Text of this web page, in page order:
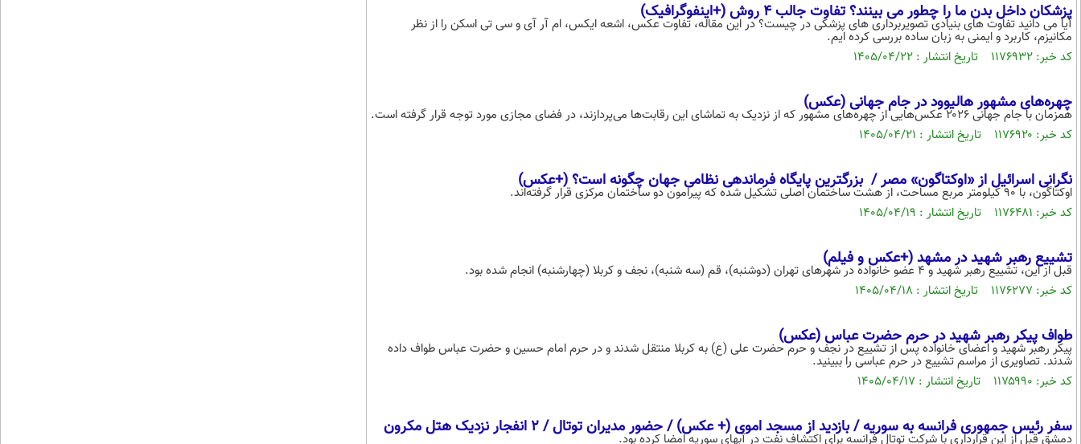
پزشکان داخل بدن ما را چطور می بینند؟ تفاوت جالب 4 روش (+اینفوگرافیک)
آیا می دانید تفاوت های بنیادی تصویربرداری های پزشکی در چیست؟ در این مقاله، تفاوت عکس، اشعه ایکس، ام آر آی و سی تی اسکن را از نظر
مکانیزم، کاربرد و ایمنی به زبان ساده بررسی کرده ایم.
کد خبر: ۱۱۷۶۹۳۲ تاریخ انتشار : ۱۴۰۵/۰۴/۲۲
چهره‌های مشهور هالیوود در جام جهانی (عکس)
همزمان با جام جهانی ۲۰۲۶ عکس‌هایی از چهره‌های مشهور که از نزدیک به تماشای این رقابت‌ها می‌پردازند، در فضای مجازی مورد توجه قرار گرفته است.
کد خبر: ۱۱۷۶۹۲۰ تاریخ انتشار : ۱۴۰۵/۰۴/۲۱
نگرانی اسرائیل از «اوکتاگون» مصر / بزرگترین پایگاه فرماندهی نظامی جهان چگونه است؟ (+عکس)
اوکتاگون، با 90 کیلومتر مربع مساحت، از هشت ساختمان اصلی تشکیل شده که پیرامون دو ساختمان مرکزی قرار گرفته‌اند.
کد خبر: ۱۱۷۶۴۸۱ تاریخ انتشار : ۱۴۰۵/۰۴/۱۹
تشییع رهبر شهید در مشهد (+عکس و فیلم)
قبل از این، تشییع رهبر شهید و 4 عضو خانواده در شهرهای تهران (دوشنبه)، قم (سه شنبه)، نجف و کربلا (چهارشنبه) انجام شده بود.
کد خبر: ۱۱۷۶۲۷۷ تاریخ انتشار : ۱۴۰۵/۰۴/۱۸
طواف پیکر رهبر شهید در حرم حضرت عباس (عکس)
پیکر رهبر شهید و اعضای خانواده پس از تشییع در نجف و حرم حضرت علی (ع) به کربلا منتقل شدند و در حرم امام حسین و حضرت عباس طواف داده
شدند. تصاویری از مراسم تشییع در حرم عباسی را ببینید.
کد خبر: ۱۱۷۵۹۹۰ تاریخ انتشار : ۱۴۰۵/۰۴/۱۷
سفر رئیس جمهوری فرانسه به سوریه / بازدید از مسجد اموی (+ عکس) / حضور مدیران توتال / 2 انفجار نزدیک هتل مکرون
دمشق قبل از این قرارداری با شرکت توتال فرانسه برای اکتشاف نفت در آبهای سوریه امضا کرده بود.